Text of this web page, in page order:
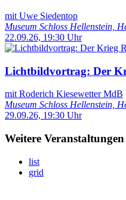
mit Uwe Siedentop
Museum Schloss Hellenstein,
22.09.26, 19:30 Uhr
Lichtbildvortrag: Der
mit Roderich Kiesewetter MdB
Museum Schloss Hellenstein,
29.09.26, 19:30 Uhr
Weitere
list
grid